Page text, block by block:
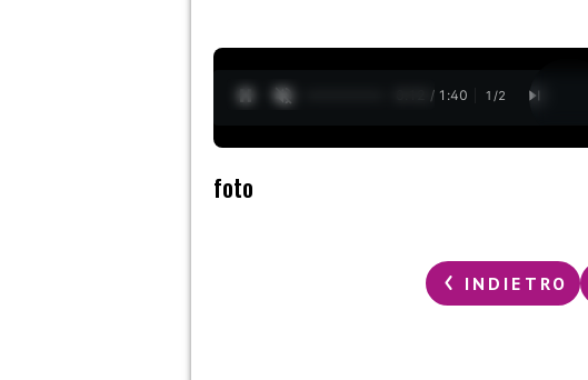
0:13 / 1:40 1 /2
foto
INDIETRO